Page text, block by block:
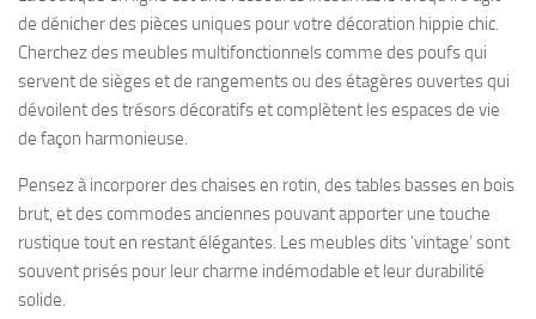
de dénicher des pièces uniques pour votre décoration hippie chic.
Cherchez des meubles multifonctionnels comme des poufs qui
servent de sièges et de rangements ou des étagères ouvertes qui
dévoilent des trésors décoratifs et complètent les espaces de vie
de façon harmonieuse.
Pensez à incorporer des chaises en rotin, des tables basses en bois
brut, et des commodes anciennes pouvant apporter une touche
rustique tout en restant élégantes. Les meubles dits ‘vintage’ sont
souvent prisés pour leur charme indémodable et leur durabilité
solide.